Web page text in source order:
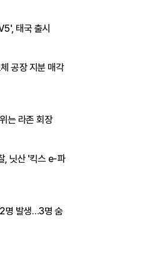
태국 출시
공장 지분 매각
는 라존 회장
, 닛산 '킥스 e-파
명 발생…3명 숨